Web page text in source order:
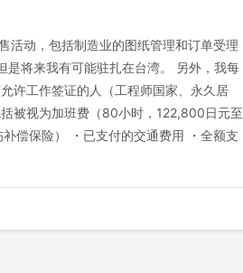
活动，包括制造业的图纸管理和订单受理
是将来我有可能驻扎在台湾。 另外，我每
许工作签证的人（工程师国家、永久居
被视为加班费（80小时，122,800日元至
偿保险） ・已支付的交通费用 ・全额支